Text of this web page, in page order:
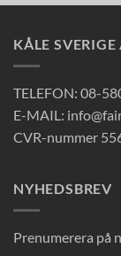
KÅLE SVERIGE
TELEFON: 08-
E-MAIL:
CVR-nummer
NYHEDSBREV
Prenumerera på